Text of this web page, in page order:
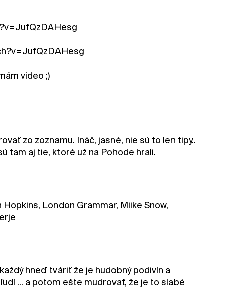
video ;)
zo zoznamu. Ináč, jasné, nie sú to len tipy..
tam aj tie, ktoré už na Pohode hrali.
London Grammar, Miike Snow,
hneď tváriť že je hudobný podivín a
... a potom ešte mudrovať, že je to slabé